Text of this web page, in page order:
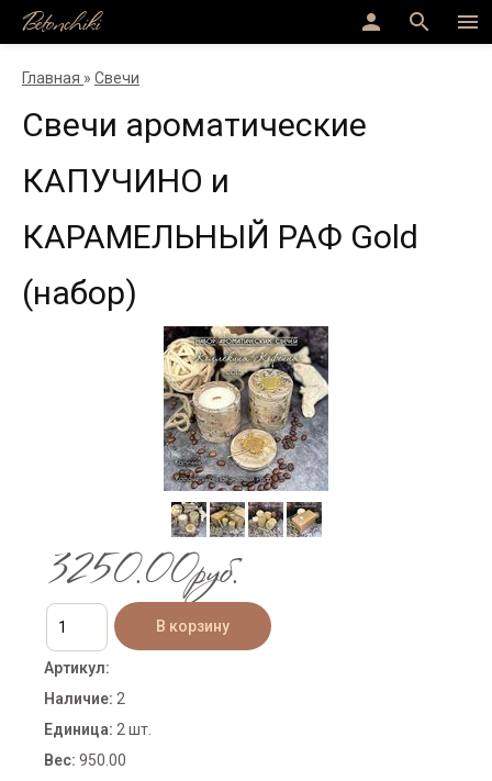
menu
search
person
Betonchiki
Главная » Свечи
Свечи ароматические
КАПУЧИНО и
КАРАМЕЛЬНЫЙ РАФ Gold
(набор)
3250.00руб.
Артикул:
Наличие: 2
Единица: 2 шт.
Вес: 950.00